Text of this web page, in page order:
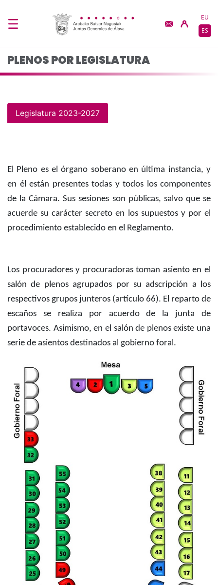
Composición del
EU
ES
PLENOS POR LEGISLATURA
Legislatura 2023-2027
El Pleno es el órgano soberano en última instancia, y
en él están presentes todas y todos los componentes
de la Cámara. Sus sesiones son públicas, salvo que se
acuerde su carácter secreto en los supuestos y por el
procedimiento establecido en el Reglamento.
Los procuradores y procuradoras toman asiento en el
salón de plenos agrupados por su adscripción a los
respectivos grupos junteros (artículo 66). El reparto de
escaños se realiza por acuerdo de la junta de
portavoces. Asimismo, en el salón de plenos existe una
serie de asientos destinados al gobierno foral.